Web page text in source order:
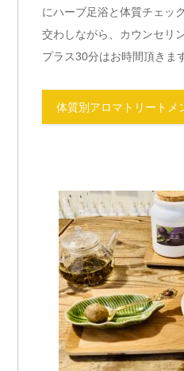
にハーブ足浴と体質チェッ
交わしながら、カウンセリ
プラス30分はお時間頂きま
体質別アロマトリートメ